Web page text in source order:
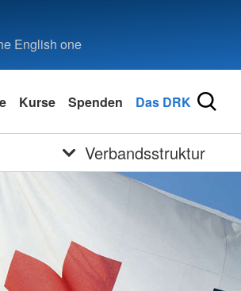
English one
Kurse Spenden Das DRK
Verbandsstruktur